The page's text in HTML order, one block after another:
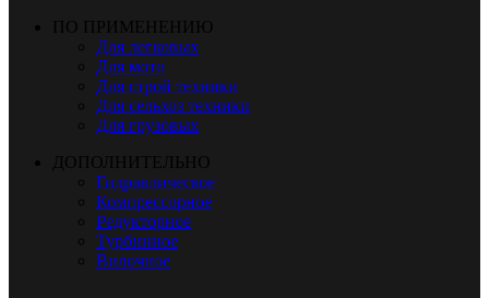
ПО ПРИМЕНЕНИЮ
Для легковых
Для мото
Для строй техники
Для сельхоз техники
Для грузовых
ДОПОЛНИТЕЛЬНО
Гидравлическое
Компрессорное
Редукторное
Турбинное
Вилочное